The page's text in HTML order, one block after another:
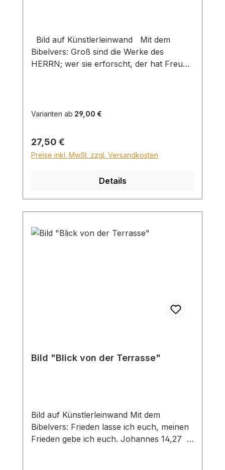
Bild auf Künstlerleinwand Mit dem
Bibelvers: Groß sind die Werke des
HERRN; wer sie erforscht, der hat Freude
innerhalb Deutschlands ein Zuschlag für
Für den Versand ins Ausland beträgt der
Sperrgutzuschlag 30€.
Varianten ab 29,00 €
Regulärer Preis:
27,50 €
Preise inkl. MwSt. zzgl. Versandkosten
Details
Bild "Blick von der Terrasse"
Bild auf Künstlerleinwand Mit dem
Bibelvers: Frieden lasse ich euch, meinen
Frieden gebe ich euch. Johannes 14,27